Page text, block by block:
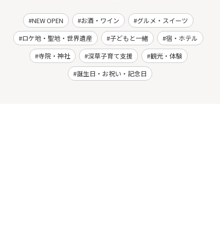
NEW OPEN お酒・ワイン
グルメ・スイーツ
ロケ地・聖地・世界遺産
子どもと一緒
宿・ホテル
寺院・神社
深草子育て支援
観光・体験
誕生日・お祝い・記念日